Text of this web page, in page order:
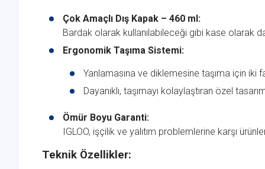
Çok Amaçlı Dış Kapak – 460 ml:
Bardak olarak kullanılabileceği gibi kase olarak
Ergonomik Taşıma Sistemi:
Yanlamasına ve diklemesine taşıma için iki
Dayanıklı, taşımayı kolaylaştıran özel
Ömür Boyu Garanti:
IGLOO, işçilik ve yalıtım problemlerine karşı
Teknik Özellikler: